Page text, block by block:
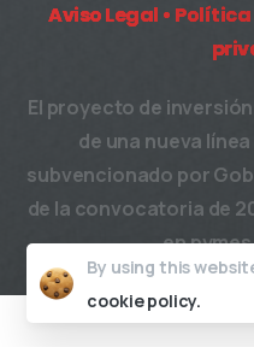
Aviso Legal • Política
El proyecto de
de una nueva
subvencionado por
de la convocatoria de
en
By using this
cookie policy.